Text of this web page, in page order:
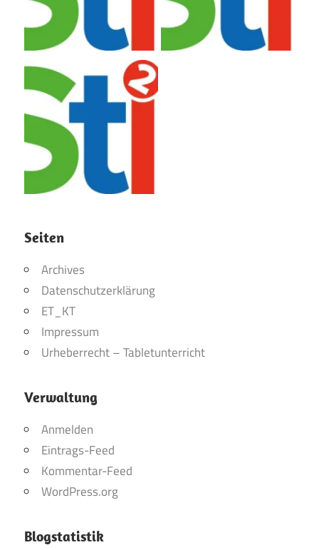
Seiten
Archives
Datenschutzerklärung
ET_KT
Impressum
Urheberrecht – Tabletunterricht
Verwaltung
Anmelden
Eintrags-Feed
Kommentar-Feed
WordPress.org
Blogstatistik